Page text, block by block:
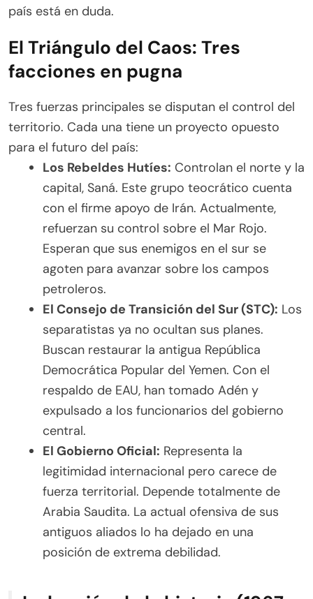
país está en duda.
El Triángulo del Caos: Tres
facciones en pugna
Tres fuerzas principales se disputan el control del
territorio. Cada una tiene un proyecto opuesto
para el futuro del país:
Los Rebeldes Hutíes: Controlan el norte y la
capital, Saná. Este grupo teocrático cuenta
con el firme apoyo de Irán. Actualmente,
refuerzan su control sobre el Mar Rojo.
Esperan que sus enemigos en el sur se
agoten para avanzar sobre los campos
petroleros.
El Consejo de Transición del Sur (STC): Los
separatistas ya no ocultan sus planes.
Buscan restaurar la antigua República
Democrática Popular del Yemen. Con el
respaldo de EAU, han tomado Adén y
expulsado a los funcionarios del gobierno
central.
El Gobierno Oficial: Representa la
legitimidad internacional pero carece de
fuerza territorial. Depende totalmente de
Arabia Saudita. La actual ofensiva de sus
antiguos aliados lo ha dejado en una
posición de extrema debilidad.